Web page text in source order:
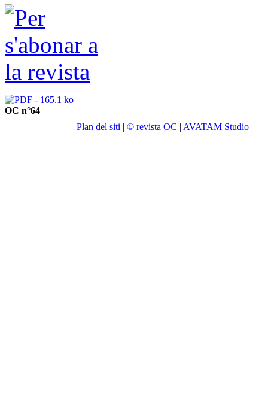
OC n°64
Plan del siti | © revista OC | AVATAM Studio